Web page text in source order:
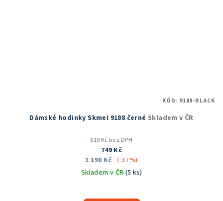
Dámské hodinky Skmei 9188 černé Skladem v ČR
619 Kč bez DPH
749 Kč
1 190 Kč
(–37 %)
Skladem v ČR (5 ks)
KÓD: 9188-BLACK